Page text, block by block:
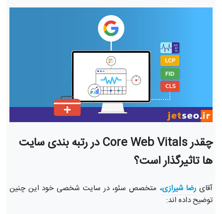
چقدر Core Web Vitals در رتبه بندی سایت
ها تاثیرگذار است؟
آقای رضا شیرازی، متخصص سئو، در سایت شخصی خود این چنین
توضیح داده اند: